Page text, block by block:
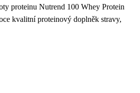
proteinu Nutrend 100 Whey Protein
kvalitní proteinový doplněk stravy,